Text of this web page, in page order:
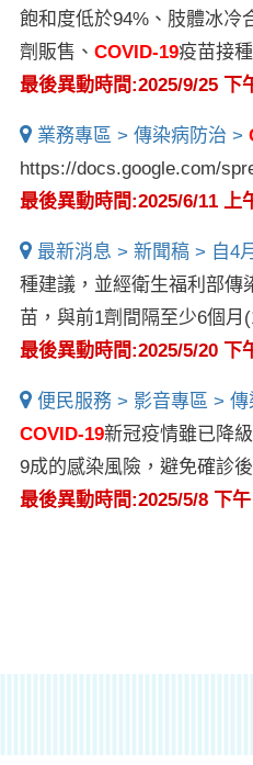
飽和度低於94%、肢體冰
劑販售、 COVID-19疫苗接
最後異動時間:2025/9/25 下
業務專區 > 傳染病防治 >
https://docs.google.com/
最後異動時間:2025/6/11 上
最新消息 > 新聞稿 > 自4
種建議，並經衛生福利部傳
苗，與前1劑間隔至少6個
最後異動時間:2025/5/20 下
便民服務 > 影音專區 >
COVID-19新冠疫情雖已降
9成的感染風險，避免確診
最後異動時間:2025/5/8 下